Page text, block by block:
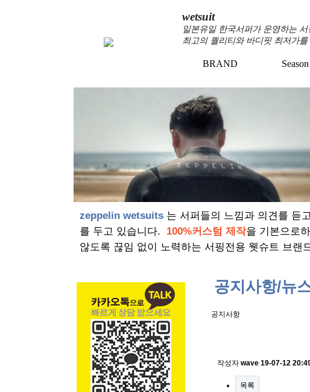
wetsuit
일본유일 한국서퍼가 운영하는
최고의 퀄리티와 바디핏 최저가를
BRAND
Season
zeppelin wetsuits 는 서퍼들의 느낌과 의견를 듣
를 두고 있습니다. 100%커스텀 제작을 기본으로
않도록 끊임 없이 노력하는 서핑전용 웻슈트 브랜
공지사항/뉴
공지사항
작성자 wave 19-07-12
목록